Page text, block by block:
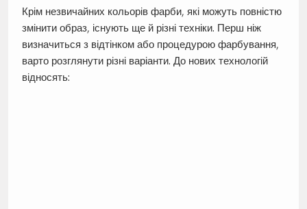
Крім незвичайних кольорів фарби, які можуть повністю
змінити образ, існують ще й різні техніки. Перш ніж
визначиться з відтінком або процедурою фарбування,
варто розглянути різні варіанти. До нових технологій
відносять: